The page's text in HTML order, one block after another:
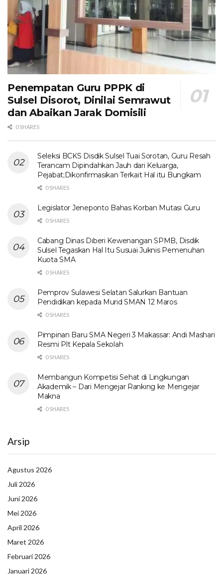
Penempatan Guru PPPK di
Sulsel Disorot, Dinilai Semrawut
dan Abaikan Jarak Domisili
0 SHARES
Seleksi BCKS Disdik Sulsel Tuai Sorotan, Guru Resah
Terancam Dipindahkan Jauh dari Keluarga,
Pejabat;Dikonfirmasikan Terkait Hal itu Bungkam
0 SHARES
Legislator Jeneponto Bahas Korban Mutasi Guru
0 SHARES
Cabang Dinas Diberi Kewenangan SPMB, Disdik
Sulsel Tegaskan Hal Itu Susuai Juknis Pemenuhan
Kuota SMA
0 SHARES
Pemprov Sulawesi Selatan Salurkan Bantuan
Pendidikan kepada Murid SMAN 12 Maros
0 SHARES
Pimpinan Baru SMA Negeri 3 Makassar: Andi Mashari
Resmi Plt Kepala Sekolah
0 SHARES
Membangun Kompetisi Sehat di Lingkungan
Akademik – Dari Mengejar Ranking ke Mengejar
Makna
0 SHARES
Arsip
Agustus 2026
Juli 2026
Juni 2026
Mei 2026
April 2026
Maret 2026
Februari 2026
Januari 2026